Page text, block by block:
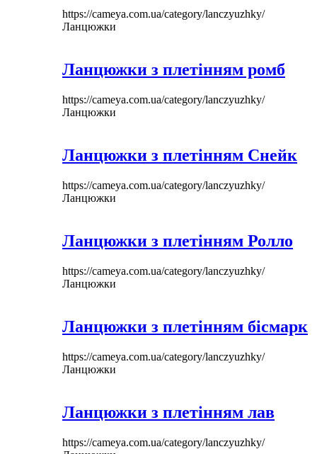
https://cameya.com.ua/category/lanczyuzhky/
Ланцюжки
Ланцюжки з плетінням ромб
https://cameya.com.ua/category/lanczyuzhky/
Ланцюжки
Ланцюжки з плетінням Снейк
https://cameya.com.ua/category/lanczyuzhky/
Ланцюжки
Ланцюжки з плетінням Ролло
https://cameya.com.ua/category/lanczyuzhky/
Ланцюжки
Ланцюжки з плетінням бісмарк
https://cameya.com.ua/category/lanczyuzhky/
Ланцюжки
Ланцюжки з плетінням лав
https://cameya.com.ua/category/lanczyuzhky/